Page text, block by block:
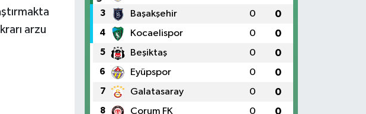
arzu
3 Başakşehir 0 0
4 Kocaelispor 0 0
5 Beşiktaş 0 0
6 Eyüpspor 0 0
7 Galatasaray 0 0
8 Çorum FK 0 0